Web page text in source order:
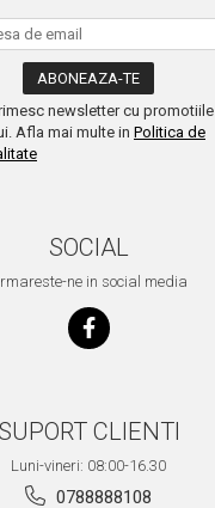
newsletter cu promotiile
Afla mai multe in Politica de
SOCIAL
ne in social media
SUPORT CLIENTI
Luni-vineri: 08:00-16.30
0788888108